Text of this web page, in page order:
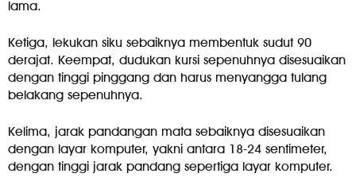
lama.
Ketiga, lekukan siku sebaiknya membentuk sudut 90
derajat. Keempat, dudukan kursi sepenuhnya disesuaikan
dengan tinggi pinggang dan harus menyangga tulang
belakang sepenuhnya.
Kelima, jarak pandangan mata sebaiknya disesuaikan
dengan layar komputer, yakni antara 18-24 sentimeter,
dengan tinggi jarak pandang sepertiga layar komputer.